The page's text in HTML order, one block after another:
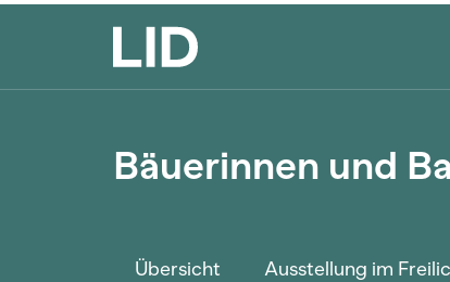
Bäuerinnen und
Übersicht Ausstellung im